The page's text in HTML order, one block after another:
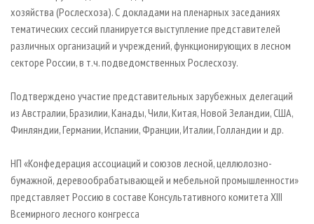
хозяйства (Рослесхоза). С докладами на пленарных заседаниях
тематических сессий планируется выступление представителей
различных организаций и учреждений, функционирующих в лесном
секторе России, в т.ч. подведомственных Рослесхозу.
Подтверждено участие представительных зарубежных делегаций
из Австралии, Бразилии, Канады, Чили, Китая, Новой Зеландии, США,
Финляндии, Германии, Испании, Франции, Италии, Голландии и др.
НП «Конфедерация ассоциаций и союзов лесной, целлюлозно-
бумажной, деревообрабатывающей и мебельной промышленности»
представляет Россию в составе Консультативного комитета XIII
Всемирного лесного конгресса